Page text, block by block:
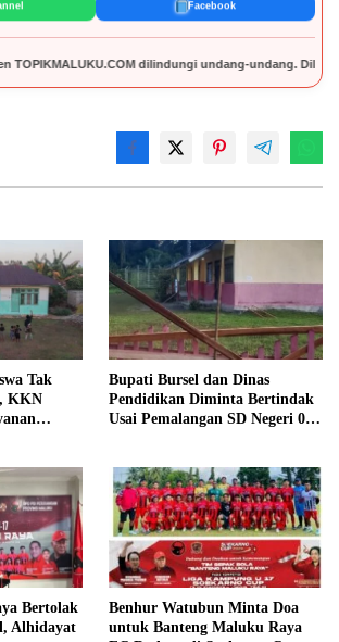
Facebook
dilindungi undang-undang. Dilarang mengutip,
Tak
KKN
Bupati Bursel dan Dinas
Pendidikan Diminta Bertindak
Usai Pemalangan SD Negeri 09
Bertolak
Alhidayat
Benhur Watubun Minta Doa
untuk Banteng Maluku Raya